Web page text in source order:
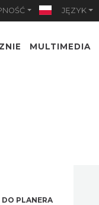
JĘZYK
MULTIMEDIA
PLANERA